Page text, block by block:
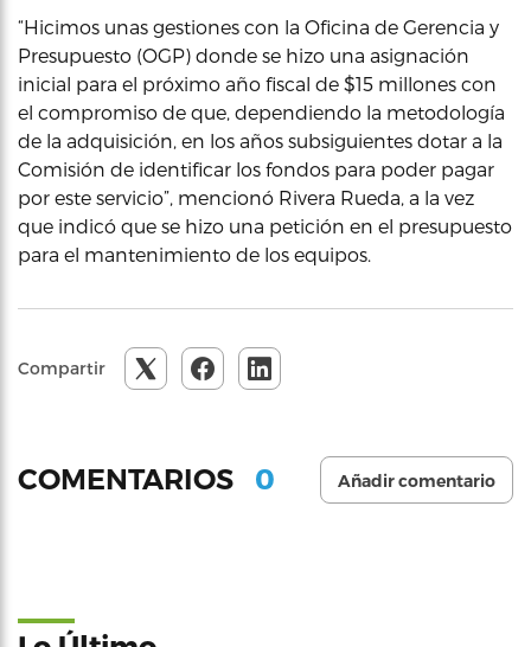
“Hicimos unas gestiones con la Oficina de Gerencia y
Presupuesto (OGP) donde se hizo una asignación
inicial para el próximo año fiscal de $15 millones con
el compromiso de que, dependiendo la metodología
de la adquisición, en los años subsiguientes dotar a la
Comisión de identificar los fondos para poder pagar
por este servicio”, mencionó Rivera Rueda, a la vez
que indicó que se hizo una petición en el presupuesto
para el mantenimiento de los equipos.
Compartir
COMENTARIOS 0 Añadir comentario